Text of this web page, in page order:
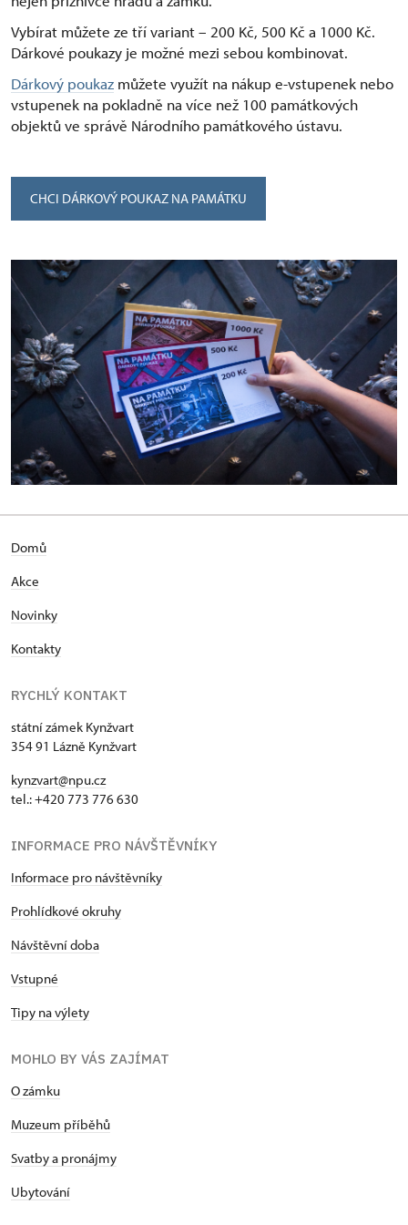
Vybírat můžete ze tří variant –⁠ 200 Kč, 500 Kč a 1000 Kč.
Dárkové poukazy je možné mezi sebou kombinovat.
Dárkový poukaz můžete využít na nákup e-vstupenek nebo
vstupenek na pokladně na více než 100 památkových
objektů ve správě Národního památkového ústavu.
CHCI DÁRKOVÝ POUKAZ NA PAMÁTKU
Domů
Akce
Novinky
Kontakty
RYCHLÝ KONTAKT
státní zámek Kynžvart
354 91 Lázně Kynžvart
kynzvart@npu.cz
tel.: +420 773 776 630
INFORMACE PRO NÁVŠTĚVNÍKY
Informace pro návštěvníky
Prohlídkové okruhy
Návštěvní doba
Vstupné
Tipy na výlety
MOHLO BY VÁS ZAJÍMAT
O zámku
Muzeum příběhů
Svatby a pronájmy
Ubytování